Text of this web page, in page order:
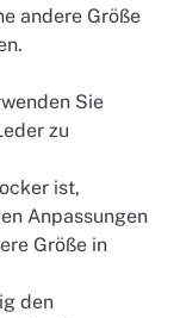
andere Größe
Sie
zu
ist,
Anpassungen
Größe in
den